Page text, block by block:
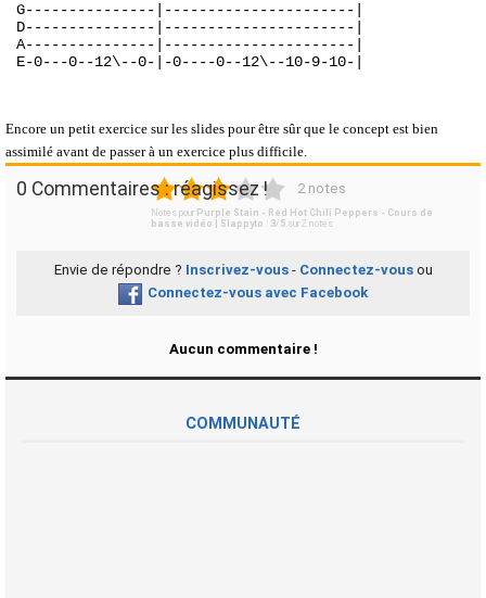
G---------------|----------------------|
D---------------|----------------------|
A---------------|----------------------|
E-0---0--12\--0-|-0----0--12\--10-9-10-|
Encore un petit exercice sur les slides pour être sûr que le concept est bien
assimilé avant de passer à un exercice plus difficile.
0 Commentaires : réagissez !
1 2 3 4 5 2 notes
Notes pour Purple Stain - Red Hot Chili Peppers - Cours de
basse vidéo | Slappyto
3/ 5 sur 2 notes
Envie de répondre ? Inscrivez-vous- Connectez-vousou
Connectez-vous avec Facebook
Aucun commentaire !
COMMUNAUTÉ